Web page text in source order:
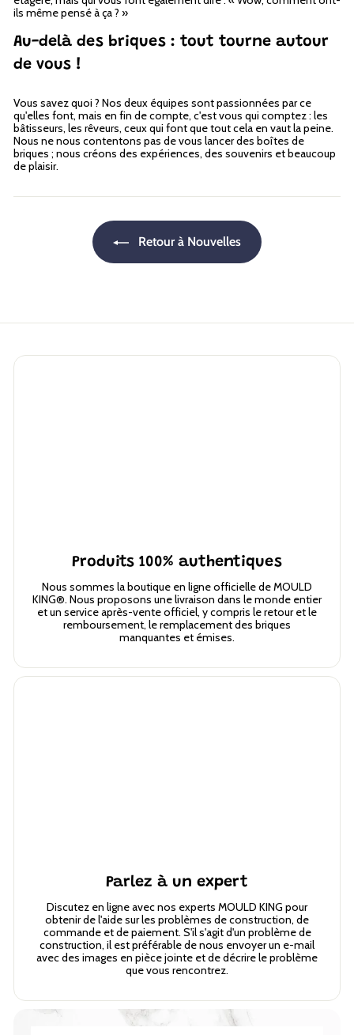
ils même pensé à ça ? »
Au-delà des briques : tout tourne autour
de vous !
Vous savez quoi ? Nos deux équipes sont passionnées par ce
qu'elles font, mais en fin de compte, c'est vous qui comptez : les
bâtisseurs, les rêveurs, ceux qui font que tout cela en vaut la peine.
Nous ne nous contentons pas de vous lancer des boîtes de
briques ; nous créons des expériences, des souvenirs et beaucoup
de plaisir.
Retour à Nouvelles
Produits 100% authentiques
Nous sommes la boutique en ligne officielle de MOULD
KING®. Nous proposons une livraison dans le monde entier
et un service après-vente officiel, y compris le retour et le
remboursement, le remplacement des briques
manquantes et émises.
Parlez à un expert
Discutez en ligne avec nos experts MOULD KING pour
obtenir de l'aide sur les problèmes de construction, de
commande et de paiement. S'il s'agit d'un problème de
construction, il est préférable de nous envoyer un e-mail
avec des images en pièce jointe et de décrire le problème
que vous rencontrez.